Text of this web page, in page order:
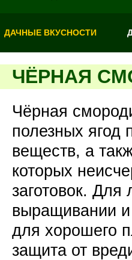
ДАЧНЫЕ ВКУСНОСТИ
ЧЁРНАЯ
Чёрная
полезных ягод
веществ, а
которых
заготовок.
выращивании и
для хорошего
защита от